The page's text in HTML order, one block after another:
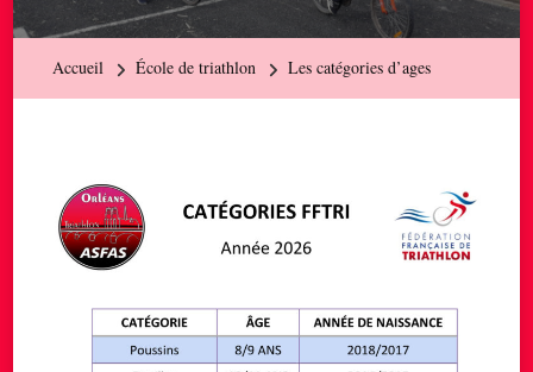
Accueil École de triathlon Les catégories d’ages